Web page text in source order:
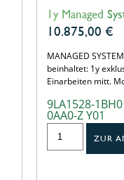
1y Managed
10.875,00 €
MANAGED
beinhaltet: 1y
Einarbeiten mitt.
9LA1528-
0AA0-Z Y01
ZUR